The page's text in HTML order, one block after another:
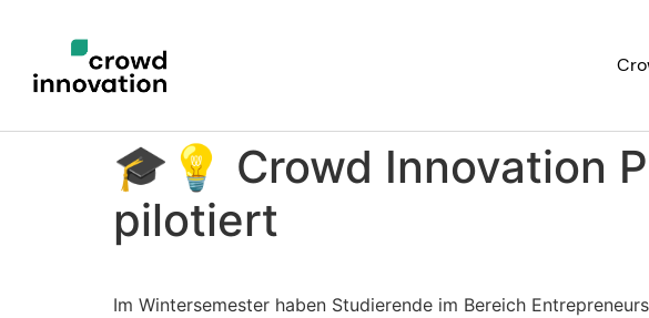
🎓💡 Crowd Innovation
pilotiert
Im Wintersemester haben Studierende im Bereich